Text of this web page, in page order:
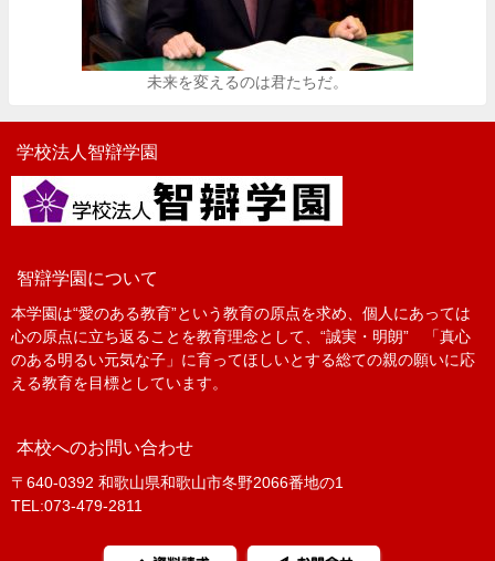
未来を変えるのは君たちだ。
学校法人智辯学園
智辯学園について
本学園は“愛のある教育”という教育の原点を求め、個人にあっては
心の原点に立ち返ることを教育理念として、“誠実・明朗” 「真心
のある明るい元気な子」に育ってほしいとする総ての親の願いに応
える教育を目標としています。
本校へのお問い合わせ
〒640-0392 和歌山県和歌山市冬野2066番地の1
TEL:073-479-2811